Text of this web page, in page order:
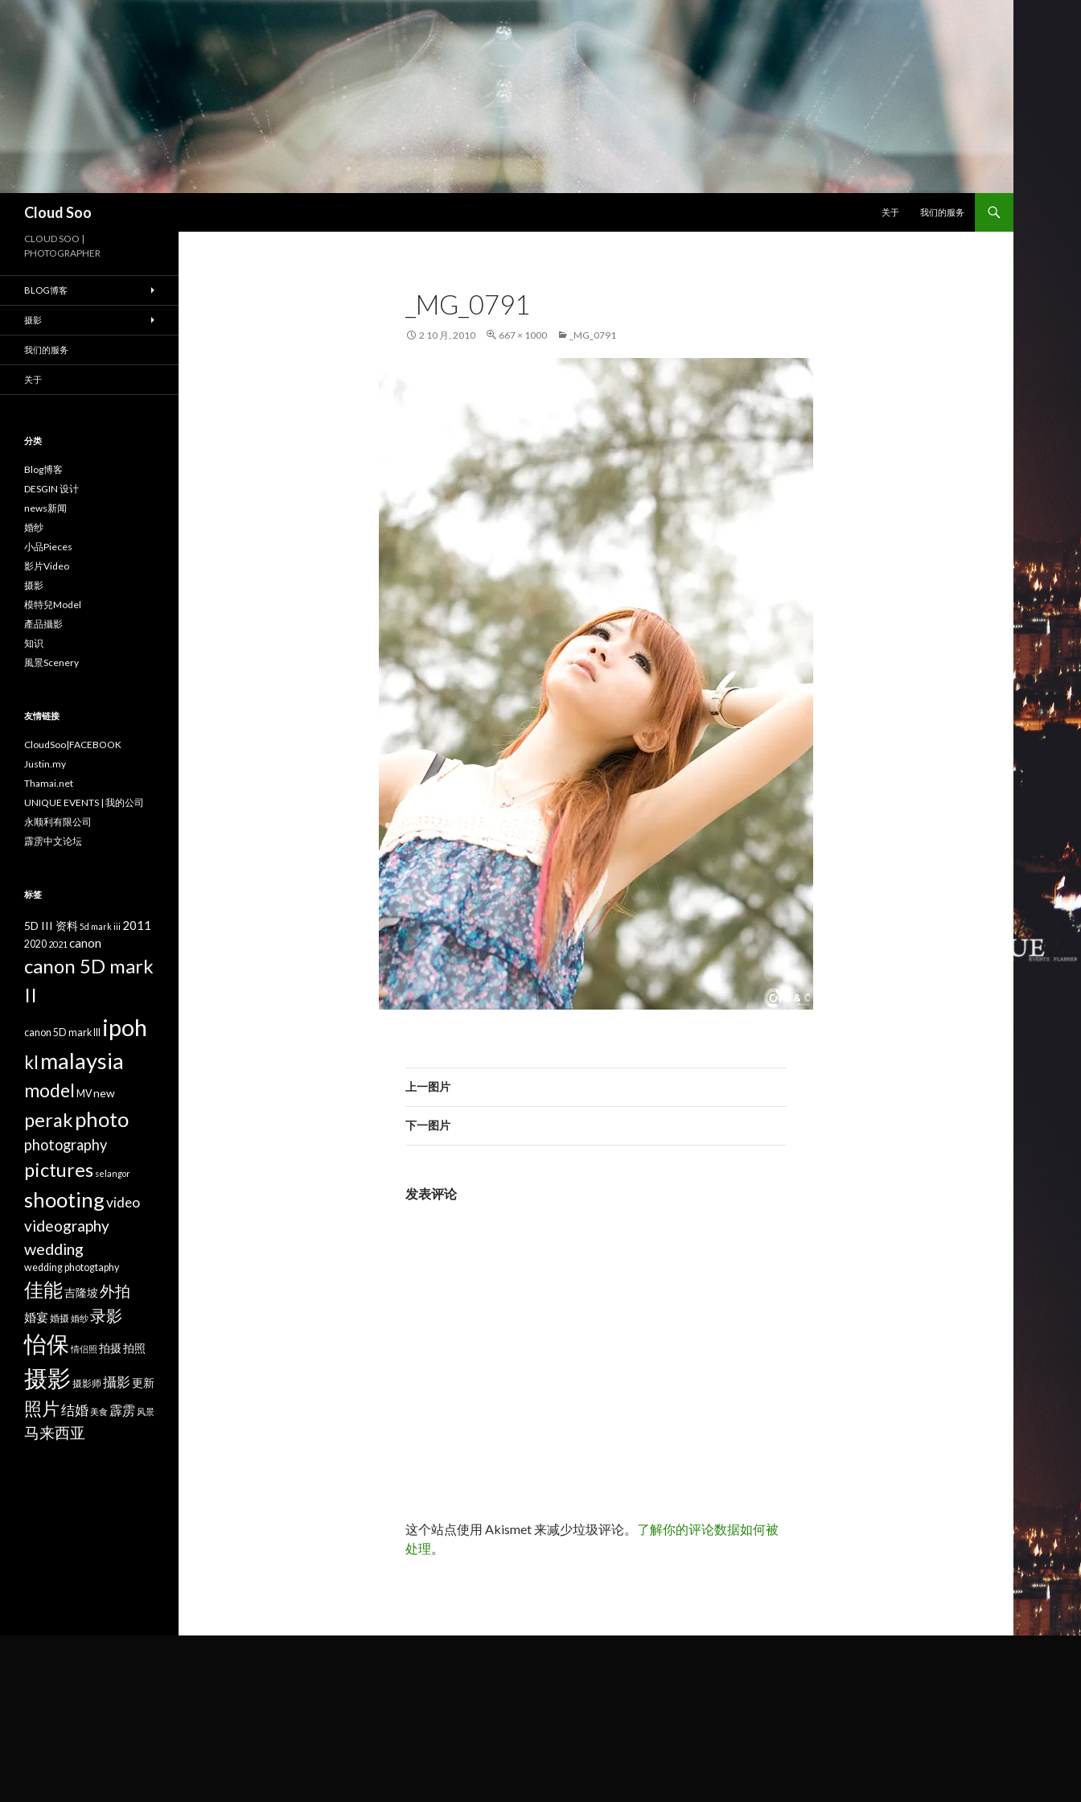
Cloud Soo
关于
我们的服务
_MG_0791
2 10 月, 2010 667 × 1000 _MG_0791
上一图片
下一图片
发表评论
这个站点使用 Akismet 来减少垃圾评论。 了解你的评论数据如何被
处理。
CLOUD SOO |
PHOTOGRAPHER
BLOG博客
摄影
我们的服务
关于
分类
Blog博客
DESGIN 设计
news新闻
婚纱
小品Pieces
影片Video
摄影
模特兒Model
產品攝影
知识
風景Scenery
友情链接
CloudSoo|FACEBOOK
Justin.my
Thamai.net
UNIQUE EVENTS | 我的公司
永顺利有限公司
霹雳中文论坛
标签
5D III 资料5d mark iii 2011
2020 2021 canon
canon 5D mark
II
canon 5D mark III ipoh
kl malaysia
model MVnew
perakphoto
photography
pictures selangor
shootingvideo
videography
wedding
wedding photogtaphy
佳能吉隆坡外拍
婚宴婚摄婚纱录影
怡保 情侣照 拍摄拍照
摄影 摄影师攝影更新
照片结婚美食 霹雳 风景
马来西亚